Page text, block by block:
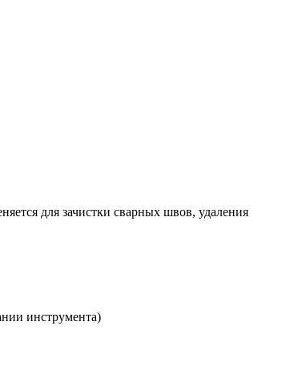
для зачистки сварных швов, удаления
инструмента)